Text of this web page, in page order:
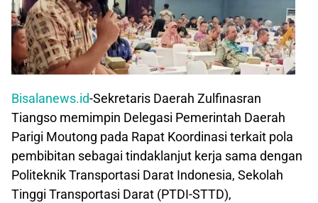
Bisalanews.id-Sekretaris Daerah Zulfinasran
Tiangso memimpin Delegasi Pemerintah Daerah
Parigi Moutong pada Rapat Koordinasi terkait pola
pembibitan sebagai tindaklanjut kerja sama dengan
Politeknik Transportasi Darat Indonesia, Sekolah
Tinggi Transportasi Darat (PTDI-STTD),